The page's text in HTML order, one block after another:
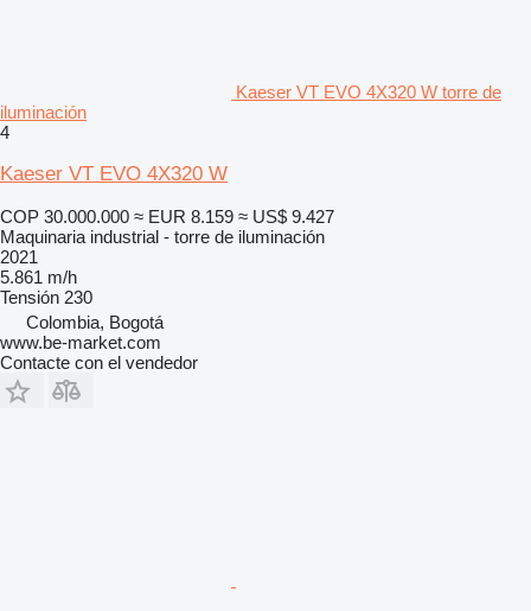
Kaeser VT EVO 4X320 W torre de
iluminación
4
Kaeser VT EVO 4X320 W
COP 30.000.000 ≈ EUR 8.159 ≈ US$ 9.427
Maquinaria industrial - torre de iluminación
2021
5.861 m/h
Tensión 230
Colombia, Bogotá
www.be-market.com
Contacte con el vendedor